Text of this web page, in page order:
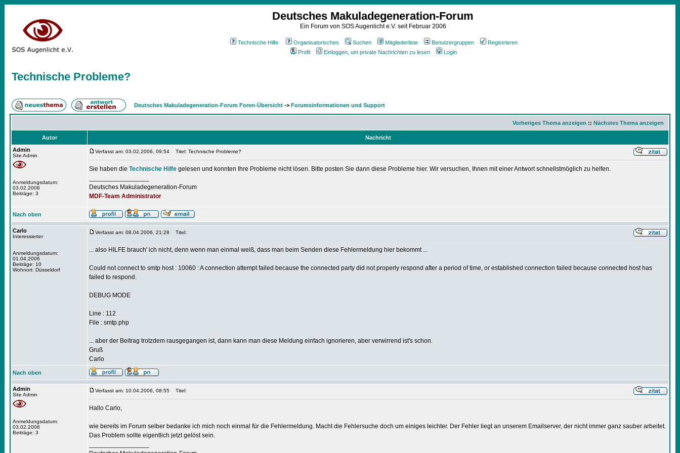
Deutsches Makuladegeneration-Forum
Ein Forum von SOS Augenlicht e.V. seit Februar 2006
Technische Hilfe Organisatorisches Suchen Mitgliederliste Benutzergruppen
Registrieren
Profil
Einloggen, um private Nachrichten zu lesen Login
Technische Probleme?
Deutsches Makuladegeneration-Forum Foren-Übersicht -> Forumsinformationen und Support
Vorheriges Thema anzeigen :: Nächstes Thema anzeigen
Autor
Nachricht
Admin
Site Admin
Anmeldungsdatum:
03.02.2006
Beiträge: 3
Verfasst am: 03.02.2006, 09:54 Titel: Technische Probleme?
Sie haben die Technische Hilfe gelesen und konnten Ihre Probleme nicht lösen. Bitte posten Sie dann diese Probleme hier. Wir versuchen, Ihnen mit einer Antwort schnellstmöglich zu helfen.
Deutsches Makuladegeneration-Forum
MDF-Team Administrator
Nach oben
Carlo
Interessierter
Anmeldungsdatum:
01.04.2006
Beiträge: 10
Wohnort: Düsseldorf
Verfasst am: 08.04.2006, 21:28 Titel:
... also HILFE brauch' ich nicht, denn wenn man einmal weiß, dass man beim Senden diese Fehlermeldung hier bekommt ...
Could not connect to smtp host : 10060 : A connection attempt failed because the connected party did not properly respond after a period of time, or established connection failed because connected host has
failed to respond.
DEBUG MODE
Line : 112
File : smtp.php
... aber der Beitrag trotzdem rausgegangen ist, dann kann man diese Meldung einfach ignorieren, aber verwirrend ist's schon.
Gruß
Carlo
Nach oben
Admin
Site Admin
Anmeldungsdatum:
03.02.2006
Beiträge: 3
Verfasst am: 10.04.2006, 08:55 Titel:
Hallo Carlo,
wie bereits im Forum selber bedanke ich mich noch einmal für die Fehlermeldung. Macht die Fehlersuche doch um einiges leichter. Der Fehler liegt an unserem Emailserver, der nicht immer ganz sauber arbeitet.
Das Problem sollte eigentlich jetzt gelöst sein.